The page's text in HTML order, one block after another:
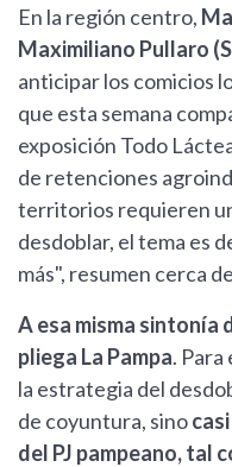
En la región centro,
Maximiliano Pullaro
anticipar los comicios
que esta semana
exposición Todo
de retenciones
territorios requieren
desdoblar, el tema es
más", resumen cerca
A esa misma
pliega La Pampa.
la estrategia del
de coyuntura, sino
del PJ pampeano, tal